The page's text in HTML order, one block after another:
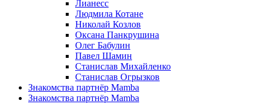
Лианесс
Людмила Котане
Николай Козлов
Оксана Панкрушина
Олег Бабулин
Павел Шамин
Станислав Михайленко
Станислав Огрызков
Знакомства партнёр Mamba
Знакомства партнёр Mamba